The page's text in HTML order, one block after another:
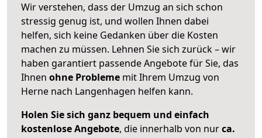
Wir verstehen, dass der Umzug an sich schon
stressig genug ist, und wollen Ihnen dabei
helfen, sich keine Gedanken über die Kosten
machen zu müssen. Lehnen Sie sich zurück – wir
haben garantiert passende Angebote für Sie, das
Ihnen ohne Probleme mit Ihrem Umzug von
Herne nach Langenhagen helfen kann.
Holen Sie sich ganz bequem und einfach
kostenlose Angebote, die innerhalb von nurca.